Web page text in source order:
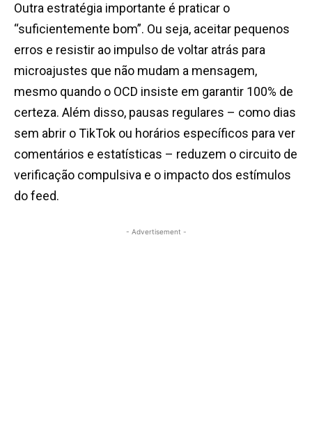
Outra estratégia importante é praticar o
“suficientemente bom”. Ou seja, aceitar pequenos
erros e resistir ao impulso de voltar atrás para
microajustes que não mudam a mensagem,
mesmo quando o OCD insiste em garantir 100% de
certeza. Além disso, pausas regulares – como dias
sem abrir o TikTok ou horários específicos para ver
comentários e estatísticas – reduzem o circuito de
verificação compulsiva e o impacto dos estímulos
do feed.
- Advertisement -